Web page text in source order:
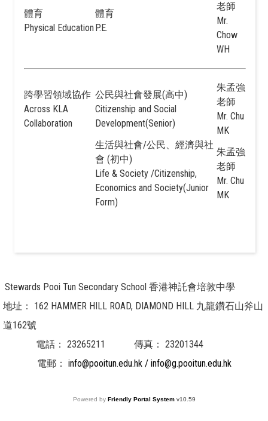
體育
Physical Education
體育
P.E.
老師
Mr.
Chow
WH
跨學習領域協作
Across KLA
Collaboration
公民與社會發展(高中)
Citizenship and Social
Development(Senior)
朱孟強
老師
Mr. Chu
MK
生活與社會/公民、經濟與社
會 (初中)
Life & Society /Citizenship,
Economics and Society(Junior
Form)
朱孟強
老師
Mr. Chu
MK
Stewards Pooi Tun Secondary School 香港神託會培敦中學
地址：
162 HAMMER HILL ROAD, DIAMOND HILL 九龍鑽石山斧山
道162號
電話： 23265211 傳真： 23201344
電郵： info@pooitun.edu.hk / info@g.pooitun.edu.hk
Powered by Friendly Portal System v10.59